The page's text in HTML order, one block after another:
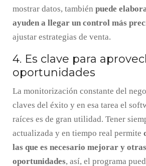
mostrar datos, también puede
ayuden a llegar un control más
ajustar estrategias de venta.
4. Es clave para
oportunidades
La monitorización constante del
claves del éxito y en esa tarea el
raíces es de gran utilidad. Tener
actualizada y en tiempo real permite
las que es necesario mejorar y
oportunidades, así, el programa